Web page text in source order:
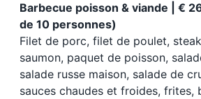
Barbecue poisson & viande | €
de 10 personnes)
Filet de porc, filet de poulet,
saumon, paquet de poisson,
salade russe maison, salade de
sauces chaudes et froides, frites,